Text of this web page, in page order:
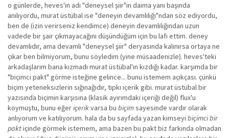
o günlerde, heves'in adı "deneysel şiir"in daima yanı başında
anılıyordu, murat üstübal ise "deneyin devamlılığı"ndan söz ediyordu,
ben de (izin verirseniz kendimce) deneyin devamlılığından uzun
vadede bir şair çıkmayacağını düşündüğüm için bu lafı ettim. deney
devamlıdır, ama devamlı "deneysel şiir" deryasında kalınırsa ortaya ne
çıkar ben bilmiyorum, bunu söyledim (yine müsaadenizle). heves'teki
arkadaşlarım bana kızmadı murat üstübal'ın kızdığı kadar. karşımda bir
"biçimci pakt" görme isteğine gelince... bunu istemem açıkçası. çünkü
biçim yeteneksizlerin sığınağıdır, tıpkı içerik gibi. murat üstübal bir
yazısında biçimin karşısına (klasik ayırımdaki içeriği değil) flux'u
koymuştu, bunu eğeriçerikvarsa bu biçimsayesinde vardır olarak
anlıyorum ve katılıyorum. hala da bu sayfada yazan kimseyi biçimci bir
paktiçinde görmek istemem, ama bazen bu pakt biz farkında olmadan